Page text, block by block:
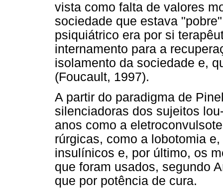
vista como falta de valores
sociedade que estava
psiquiátrico era por si
internamento para a
isolamento da sociedade e,
(Foucault, 1997).
A partir do paradigma de
silenciadoras dos sujeitos
anos como a
rúrgicas, como a lobotomia
insulínicos e, por último, os
que foram usados, segundo
que por potência de cura.